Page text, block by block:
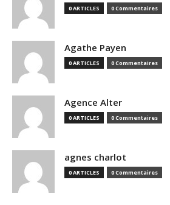
0 ARTICLES 0 Commentaires
Agathe Payen
0 ARTICLES 0 Commentaires
Agence Alter
0 ARTICLES 0 Commentaires
agnes charlot
0 ARTICLES 0 Commentaires